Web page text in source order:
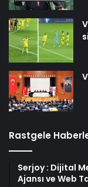
Rastgele
Serjoy : Dijital
Ajansı ve Web